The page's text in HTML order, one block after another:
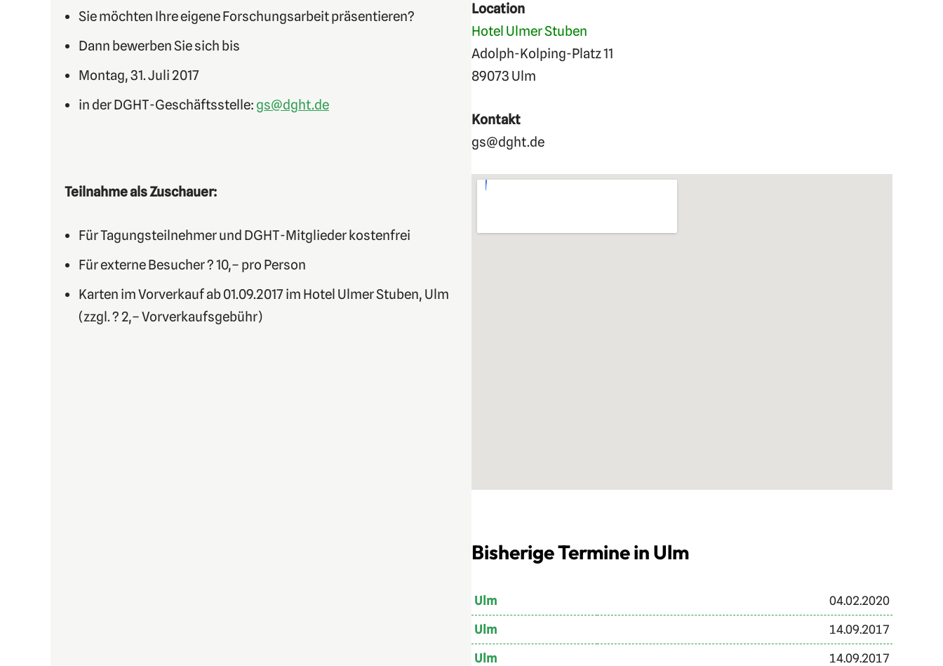
Sie möchten Ihre eigene Forschungsarbeit präsentieren?
Dann bewerben Sie sich bis
Montag, 31. Juli 2017
in der DGHT-Geschäftsstelle: gs@dght.de
Teilnahme als Zuschauer:
Für Tagungsteilnehmer und DGHT-Mitglieder kostenfrei
Für externe Besucher ? 10,– pro Person
Karten im Vorverkauf ab 01.09.2017 im Hotel Ulmer Stuben, Ulm
(zzgl. ? 2,– Vorverkaufsgebühr)
Location
Hotel Ulmer Stuben
Adolph-Kolping-Platz 11
89073 Ulm
Kontakt
gs@dght.de
Bisherige Termine in Ulm
Ulm 04.02.2020
Ulm 14.09.2017
Ulm 14.09.2017